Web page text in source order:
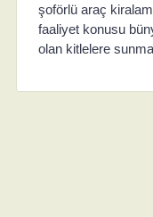
şoförlü araç
faaliyet konusu
olan kitlelere